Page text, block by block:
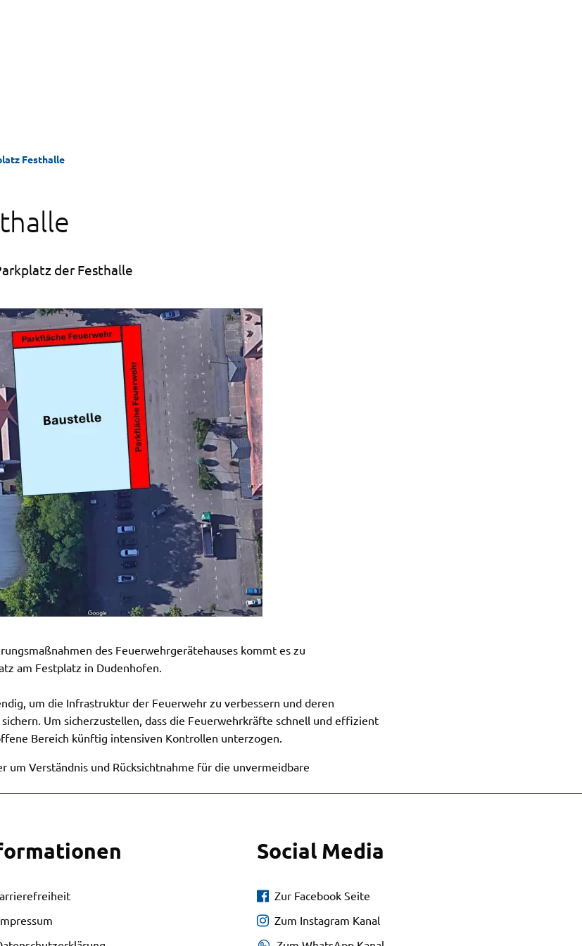
Festhalle
der Festhalle
des Feuerwehrgerätehauses kommt es zu
am Festplatz in Dudenhofen.
um die Infrastruktur der Feuerwehr zu verbessern und deren
Um sicherzustellen, dass die Feuerwehrkräfte schnell und effizient
Bereich künftig intensiven Kontrollen unterzogen.
Verständnis und Rücksichtnahme für die unvermeidbare
Social Media
Zur Facebook Seite
Zum Instagram Kanal